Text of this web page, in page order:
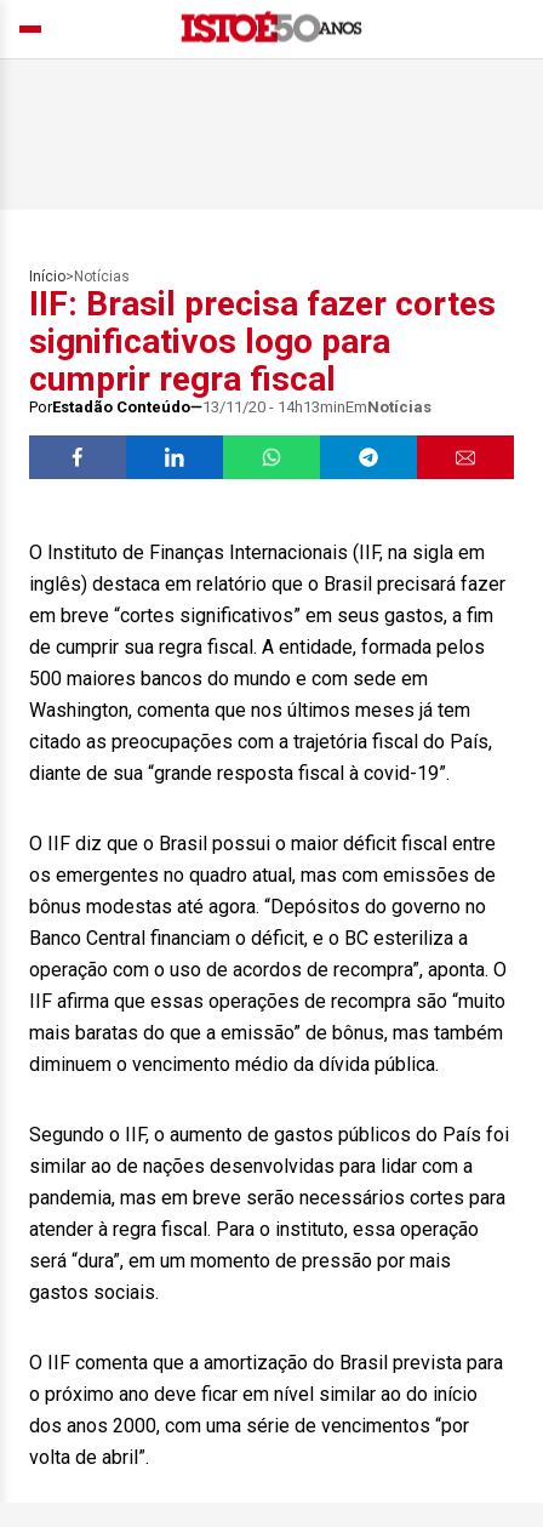
Início> Notícias
IIF: Brasil precisa fazer cortes
significativos logo para
cumprir regra fiscal
PorEstadão Conteúdo 13/11/20 - 14h13minEmNotícias
O Instituto de Finanças Internacionais (IIF, na sigla em
inglês) destaca em relatório que o Brasil precisará fazer
em breve “cortes significativos” em seus gastos, a fim
de cumprir sua regra fiscal. A entidade, formada pelos
500 maiores bancos do mundo e com sede em
Washington, comenta que nos últimos meses já tem
citado as preocupações com a trajetória fiscal do País,
diante de sua “grande resposta fiscal à covid-19”.
O IIF diz que o Brasil possui o maior déficit fiscal entre
os emergentes no quadro atual, mas com emissões de
bônus modestas até agora. “Depósitos do governo no
Banco Central financiam o déficit, e o BC esteriliza a
operação com o uso de acordos de recompra”, aponta. O
IIF afirma que essas operações de recompra são “muito
mais baratas do que a emissão” de bônus, mas também
diminuem o vencimento médio da dívida pública.
Segundo o IIF, o aumento de gastos públicos do País foi
similar ao de nações desenvolvidas para lidar com a
pandemia, mas em breve serão necessários cortes para
atender à regra fiscal. Para o instituto, essa operação
será “dura”, em um momento de pressão por mais
gastos sociais.
O IIF comenta que a amortização do Brasil prevista para
o próximo ano deve ficar em nível similar ao do início
dos anos 2000, com uma série de vencimentos “por
volta de abril”.